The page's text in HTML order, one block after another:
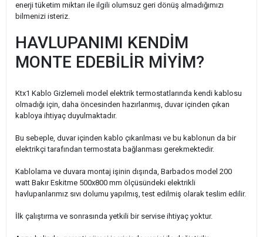
enerji tüketim miktarı ile ilgili olumsuz geri dönüş almadığımızı
bilmenizi isteriz.
HAVLUPANIMI KENDİM
MONTE EDEBİLİR MİYİM?
Ktx1 Kablo Gizlemeli model elektrik termostatlarında kendi kablosu
olmadığı için, daha öncesinden hazırlanmış, duvar içinden çıkan
kabloya ihtiyaç duyulmaktadır.
Bu sebeple, duvar içinden kablo çıkarılması ve bu kablonun da bir
elektrikçi tarafından termostata bağlanması gerekmektedir.
Kablolama ve duvara montaj işinin dışında, Barbados model 200
watt Bakır Eskitme 500x800 mm ölçüsündeki elektrikli
havlupanlarımız sıvı dolumu yapılmış, test edilmiş olarak teslim edilir.
İlk çalıştırma ve sonrasında yetkili bir servise ihtiyaç yoktur.